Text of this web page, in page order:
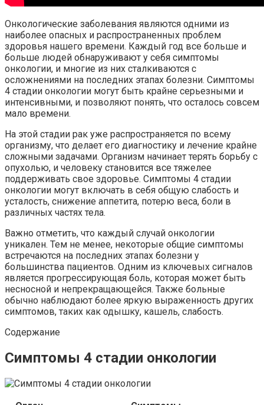
Онкологические заболевания являются одними из
наиболее опасных и распространенных проблем
здоровья нашего времени. Каждый год все больше и
больше людей обнаруживают у себя симптомы
онкологии, и многие из них сталкиваются с
осложнениями на последних этапах болезни. Симптомы
4 стадии онкологии могут быть крайне серьезными и
интенсивными, и позволяют понять, что осталось совсем
мало времени.
На этой стадии рак уже распространяется по всему
организму, что делает его диагностику и лечение крайне
сложными задачами. Организм начинает терять борьбу с
опухолью, и человеку становится все тяжелее
поддерживать свое здоровье. Симптомы 4 стадии
онкологии могут включать в себя общую слабость и
усталость, снижение аппетита, потерю веса, боли в
различных частях тела.
Важно отметить, что каждый случай онкологии
уникален. Тем не менее, некоторые общие симптомы
встречаются на последних этапах болезни у
большинства пациентов. Одним из ключевых сигналов
является прогрессирующая боль, которая может быть
несносной и непрекращающейся. Также больные
обычно наблюдают более яркую выраженность других
симптомов, таких как одышку, кашель, слабость.
Содержание
Симптомы 4 стадии онкологии